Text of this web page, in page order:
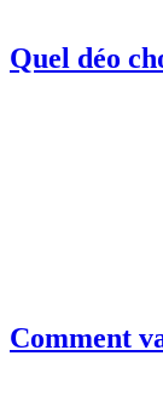
Quel déo
Comment